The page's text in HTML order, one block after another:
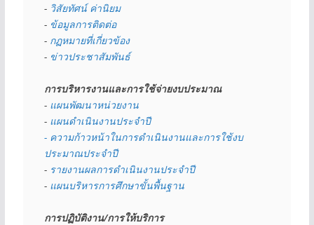
- วิสัยทัศน์ ค่านิยม
- ข้อมูลการติดต่อ
- กฏหมายที่เกี่ยวข้อง
- ข่าวประชาสัมพันธ์
การบริหารงานและการใช้จ่ายงบประมาณ
- แผนพัฒนาหน่วยงาน
- แผนดำเนินงานประจำปี
- ความก้าวหน้าในการดำเนินงานและการใช้งบ
ประมาณประจำปี
- รายงานผลการดำเนินงานประจำปี
- แผนบริหารการศึกษาขั้นพื้นฐาน
การปฏิบัติงาน/การให้บริการ